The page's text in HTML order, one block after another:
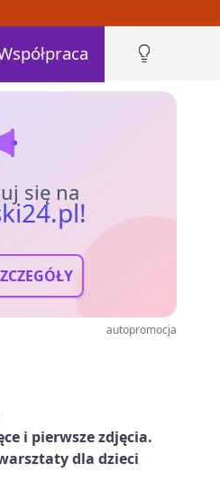
się na
autopromocja
i pierwsze zdjęcia.
dla dzieci